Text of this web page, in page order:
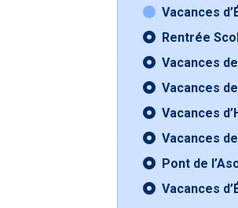
Vacances
Rentrée
Vacances
Vacances
Vacances
Vacances
Pont de
Vacances